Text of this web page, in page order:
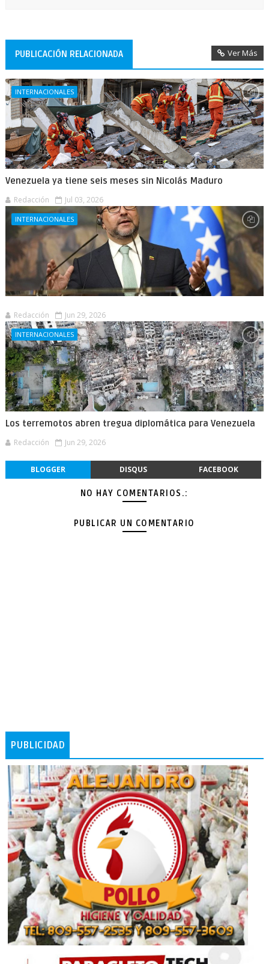
PUBLICACIÓN RELACIONADA Ver Más
INTERNACIONALES
Venezuela ya tiene seis meses sin Nicolás Maduro
Redacción Jul 03, 2026
INTERNACIONALES
Redacción Jun 29, 2026
INTERNACIONALES
Los terremotos abren tregua diplomática para Venezuela
Redacción Jun 29, 2026
BLOGGER DISQUS FACEBOOK
NO HAY COMENTARIOS.:
PUBLICAR UN COMENTARIO
PUBLICIDAD